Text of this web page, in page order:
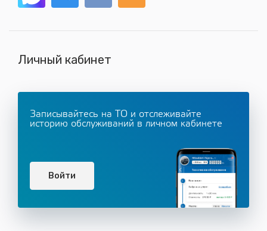
Личный кабинет
Записывайтесь на ТО и отслеживайте
историю обслуживаний в личном кабинете
Войти